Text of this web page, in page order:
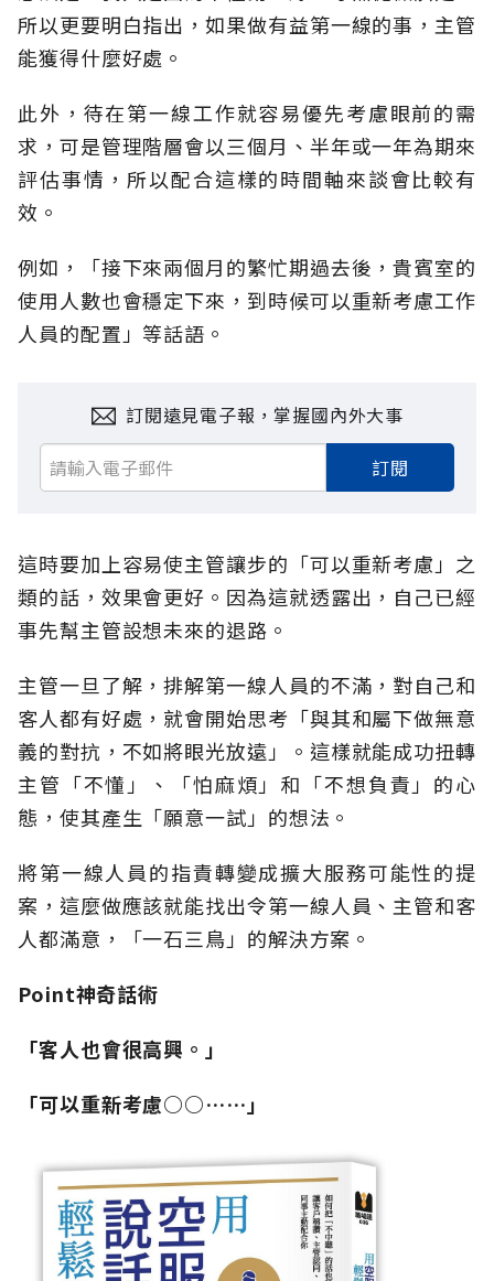
所以更要明白指出，如果做有益第一線的事，主管
能獲得什麼好處。
此外，待在第一線工作就容易優先考慮眼前的需
求，可是管理階層會以三個月、半年或一年為期來
評估事情，所以配合這樣的時間軸來談會比較有
效。
例如，「接下來兩個月的繁忙期過去後，貴賓室的
使用人數也會穩定下來，到時候可以重新考慮工作
人員的配置」等話語。
訂閱遠見電子報，掌握國內外大事
訂閱
這時要加上容易使主管讓步的「可以重新考慮」之
類的話，效果會更好。因為這就透露出，自己已經
事先幫主管設想未來的退路。
主管一旦了解，排解第一線人員的不滿，對自己和
客人都有好處，就會開始思考「與其和屬下做無意
義的對抗，不如將眼光放遠」。這樣就能成功扭轉
主管「不懂」、「怕麻煩」和「不想負責」的心
態，使其產生「願意一試」的想法。
將第一線人員的指責轉變成擴大服務可能性的提
案，這麼做應該就能找出令第一線人員、主管和客
人都滿意，「一石三鳥」的解決方案。
Point神奇話術
「客人也會很高興。」
「可以重新考慮○○……」